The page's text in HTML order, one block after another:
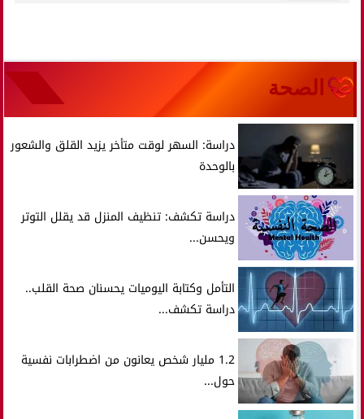
الصحة
دراسة: السهر لوقت متأخر يزيد القلق والشعور
بالوحدة
دراسة تكشف: تنظيف المنزل قد يقلل التوتر
ويحسن...
التأمل وكتابة اليوميات يحسنان صحة القلب..
دراسة تكشف...
1.2 مليار شخص يعانون من اضطرابات نفسية
حول...